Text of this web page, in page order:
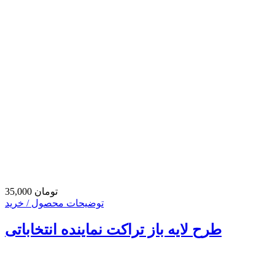
35,000 تومان
توضیحات محصول / خرید
طرح لایه باز تراکت نماینده انتخاباتی